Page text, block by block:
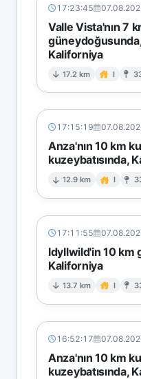
17:23:45
Valle Vista'nın 7
Kaliforniya
17.2 km I
17:15:19
Anza'nın 10 km
kuzeybatısında,
12.9 km I
17:11:55
Idyllwild'in 10 km
Kaliforniya
13.7 km I
16:52:17
Anza'nın 10 km
kuzeybatısında,